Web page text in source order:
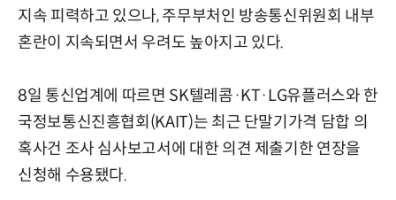
지속 피력하고 있으나, 주무부처인 방송통신위원회 내부
혼란이 지속되면서 우려도 높아지고 있다.
8일 통신업계에 따르면 SK텔레콤·KT·LG유플러스와 한
국정보통신진흥협회(KAIT)는 최근 단말기가격 담합 의
혹사건 조사 심사보고서에 대한 의견 제출기한 연장을
신청해 수용됐다.